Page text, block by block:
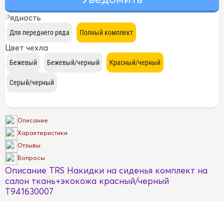
Рядность
Цвет чехла
Описание
Характеристики
Отзывы
Вопросы
Описание TRS Накидки на сиденья комплект на
салон ткань+экокожа красный/черный
T941630007